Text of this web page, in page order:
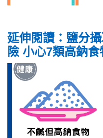
延伸閱讀：鹽分
險 小心7類高鈉食